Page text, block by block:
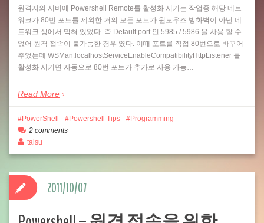
원격지의 서버에 Powershell Remote를 활성화 시키는 작업중 해당 네트
워크가 80번 포트를 제외한 거의 모든 포트가 윈도우즈 방화벽이 아닌 네
트워크 상에서 막혀 있었다. 즉 Default port 인 5985 / 5986 을 사용 할 수
없어 원격 접속이 불가능한 경우 였다. 이때 포트를 직접 80번으로 바꾸어
주었는데 WSMan:localhostServiceEnableCompatibilityHttpListener 를
활성화 시키면 자동으로 80번 포트가 추가로 사용 가능…
Read More
PowerShell Powershell Tips
Programming
2 comments
talsu
2011/10/07